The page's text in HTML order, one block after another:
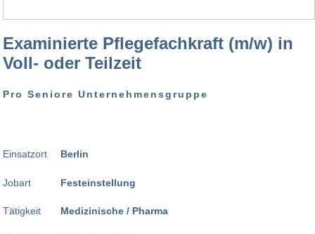
Examinierte Pflegefachkraft (m/w) in
Voll- oder Teilzeit
Pro Seniore Unternehmensgruppe
Einsatzort
Jobart
Tätigkeit
Berlin
Festeinstellung
Medizinische / Pharma